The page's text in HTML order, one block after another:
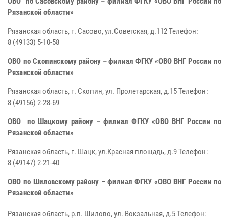
Рязанской области»
Рязанская область, г. Сасово, ул.Советская, д.112Телефон:
8 (49133) 5-10-58
ОВО по Скопинскому району – филиал ФГКУ «ОВО ВНГ России по
Рязанской области»
Рязанская область, г. Скопин, ул. Пролетарская, д.15Телефон:
8 (49156) 2-28-69
ОВО по Шацкому району – филиал ФГКУ «ОВО ВНГ России по
Рязанской области»
Рязанская область, г. Шацк, ул.Красная площадь, д.9Телефон:
8 (49147) 2-21-40
ОВО по Шиловскому району – филиал ФГКУ «ОВО ВНГ России по
Рязанской области»
Рязанская область, р.п. Шилово, ул. Вокзальная, д.5Телефон: